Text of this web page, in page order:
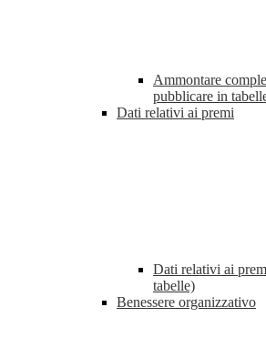
Ammontare
pubblicare in
Dati relativi ai premi
Dati relativi ai
tabelle)
Benessere organizzativo